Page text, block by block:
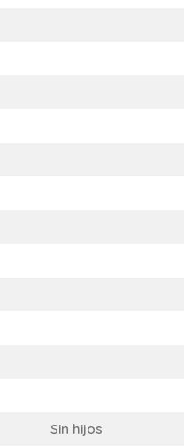
Sin hijos